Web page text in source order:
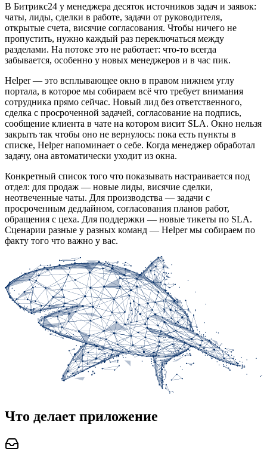
В Битрикс24 у менеджера десяток источников задач и заявок:
чаты, лиды, сделки в работе, задачи от руководителя,
открытые счета, висячие согласования. Чтобы ничего не
пропустить, нужно каждый раз переключаться между
разделами. На потоке это не работает: что-то всегда
забывается, особенно у новых менеджеров и в час пик.
Helper — это всплывающее окно в правом нижнем углу
портала, в которое мы собираем всё что требует внимания
сотрудника прямо сейчас. Новый лид без ответственного,
сделка с просроченной задачей, согласование на подпись,
сообщение клиента в чате на котором висит SLA. Окно нельзя
закрыть так чтобы оно не вернулось: пока есть пункты в
списке, Helper напоминает о себе. Когда менеджер обработал
задачу, она автоматически уходит из окна.
Конкретный список того что показывать настраивается под
отдел: для продаж — новые лиды, висячие сделки,
неотвеченные чаты. Для производства — задачи с
просроченным дедлайном, согласования планов работ,
обращения с цеха. Для поддержки — новые тикеты по SLA.
Сценарии разные у разных команд — Helper мы собираем по
факту того что важно у вас.
Что делает приложение